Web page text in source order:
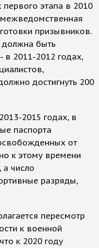
первого этапа в 2010
призывников.
должна быть
в 2011-2012 годах,
достигнуть 200
2015 годах, в
паспорта
от
к этому времени
а число
разряды,
пересмотр
к военной
к 2020 году